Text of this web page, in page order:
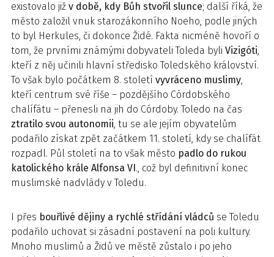
existovalo již v době, kdy Bůh stvořil slunce; další říká, že
město založil vnuk starozákonního Noeho, podle jiných
to byl Herkules, či dokonce Židé. Fakta nicméně hovoří o
tom, že prvními známými dobyvateli Toleda byli Vizigóti,
kteří z něj učinili hlavní středisko Toledského království.
To však bylo počátkem 8. století vyvráceno muslimy,
kteří centrum své říše – pozdějšího Córdobského
chalífátu – přenesli na jih do Córdoby. Toledo na čas
ztratilo svou autonomii, tu se ale jejím obyvatelům
podařilo získat zpět začátkem 11. století, kdy se chalífát
rozpadl. Půl století na to však město padlo do rukou
katolického krále Alfonsa VI., což byl definitivní konec
muslimské nadvlády v Toledu.
I přes bouřlivé dějiny a rychlé střídání vládců se Toledu
podařilo uchovat si zásadní postavení na poli kultury.
Mnoho muslimů a Židů ve městě zůstalo i po jeho